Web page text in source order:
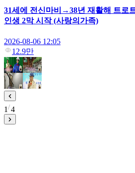
31세에 전신마비→38년 재활해 트로
인생 2막 시작 (사랑의가족)
2026-08-06 12:05
12.9만
1 4